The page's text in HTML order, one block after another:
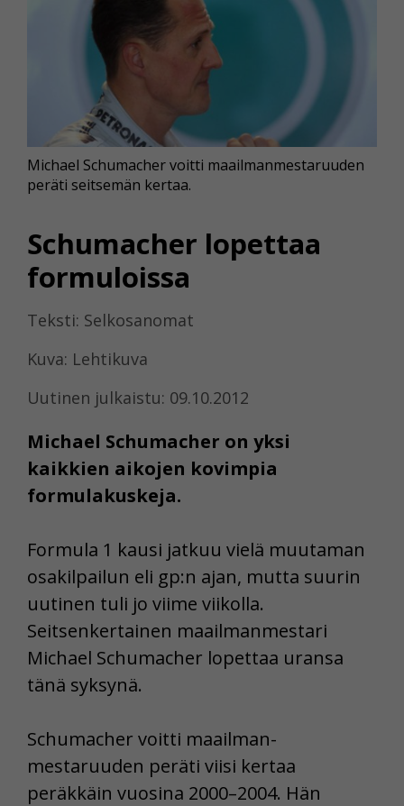
Schumacher lopettaa
formuloissa
Teksti: Selkosanomat
Kuva: Lehtikuva
Uutinen julkaistu: 09.10.2012
Michael Schumacher on yksi
kaikkien aikojen kovimpia
formulakuskeja.
Michael Schumacher voitti maailmanmestaruuden
peräti seitsemän kertaa.
Formula 1 kausi jatkuu vielä muutaman
osakilpailun eli gp:n ajan, mutta suurin
uutinen tuli jo viime viikolla.
Seitsenkertainen maailmanmestari
Michael Schumacher lopettaa uransa
tänä syksynä.
Schumacher voitti maailman-
mestaruuden peräti viisi kertaa
peräkkäin vuosina 2000–2004. Hän